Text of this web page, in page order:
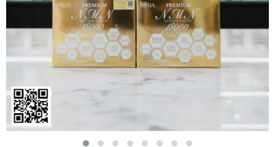
MỌC MI
AN CUNG NGƯU HOÀNG
MỌC TÓC
MỸ PHẨM CAO CẤP